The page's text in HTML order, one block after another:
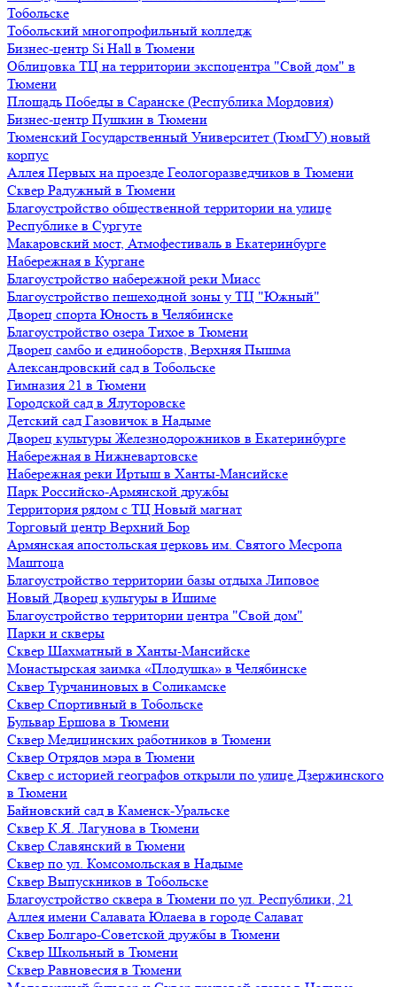
Тобольске
Тобольский многопрофильный колледж
Бизнес-центр Si Hall в Тюмени
Облицовка ТЦ на территории экспоцентра "Свой дом" в
Тюмени
Площадь Победы в Саранске (Республика Мордовия)
Бизнес-центр Пушкин в Тюмени
Тюменский Государственный Университет (ТюмГУ) новый
корпус
Аллея Первых на проезде Геологоразведчиков в Тюмени
Сквер Радужный в Тюмени
Благоустройство общественной территории на улице
Республике в Сургуте
Макаровский мост, Атмофестиваль в Екатеринбурге
Набережная в Кургане
Благоустройство набережной реки Миасс
Благоустройство пешеходной зоны у ТЦ "Южный"
Дворец спорта Юность в Челябинске
Благоустройство озера Тихое в Тюмени
Дворец самбо и единоборств, Верхняя Пышма
Александровский сад в Тобольске
Гимназия 21 в Тюмени
Городской сад в Ялуторовске
Детский сад Газовичок в Надыме
Дворец культуры Железнодорожников в Екатеринбурге
Набережная в Нижневартовске
Набережная реки Иртыш в Ханты-Мансийске
Парк Российско-Армянской дружбы
Территория рядом с ТЦ Новый магнат
Торговый центр Верхний Бор
Армянская апостольская церковь им. Святого Месропа
Маштоца
Благоустройство территории базы отдыха Липовое
Нoвый Двoрeц культуры в Ишимe
Благоустройство территории центра "Свой дом"
Парки и скверы
Сквер Шахматный в Ханты-Мансийске
Монастырская заимка «Плодушка» в Челябинске
Сквер Турчаниновых в Соликамске
Сквер Спортивный в Тобольске
Бульвар Ершова в Тюмени
Сквер Медицинских работников в Тюмени
Сквер Отрядов мэра в Тюмени
Сквер с историей географов открыли по улице Дзержинского
в Тюмени
Байновский сад в Каменск-Уральске
Сквер К.Я. Лагунова в Тюмени
Сквер Славянский в Тюмени
Сквер по ул. Комсомольская в Надыме
Сквер Выпускников в Тобольске
Благоустройство сквера в Тюмени по ул. Республики, 21
Аллея имени Салавата Юлаева в городе Салават
Сквер Болгаро-Советской дружбы в Тюмени
Сквер Школьный в Тюмени
Сквер Равновесия в Тюмени